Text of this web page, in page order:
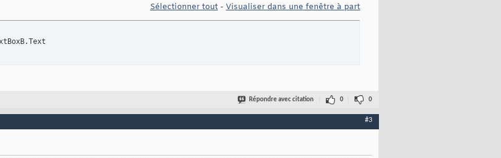
Sélectionner tout - Visualiser dans une fenêtre à part
Répondre avec citation 0 0
#3